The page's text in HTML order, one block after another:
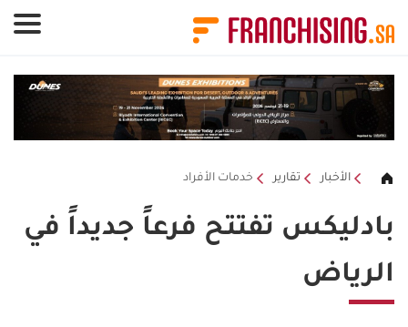
الأخبار تقارير خدمات الأفراد
بادليكس تفتتح فرعاً جديداً في
الرياض
لوحة إدارة ملفات تعريف الارتباط